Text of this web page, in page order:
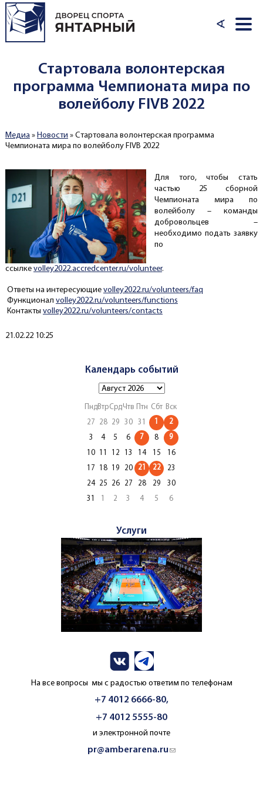
Перейти к основному содержанию
∢
Стартовала волонтерская
программа Чемпионата мира по
волейболу FIVB 2022
Вы здесь
Медиа» Новости » Стартовала волонтерская программа
Чемпионата мира по волейболу FIVB 2022
Для того, чтобы стать
частью 25 сборной
Чемпионата мира по
волейболу – команды
добровольцев –
необходимо подать заявку
по
ссылке volley2022.accredcenter.ru/volunteer.
Ответы на интересующие volley2022.ru/volunteers/faq
Функционал volley2022.ru/volunteers/functions
Контакты volley2022.ru/volunteers/contacts
Создано
21.02.22 10:25
Календарь событий
ПндВтрСрдЧтв Птн Сбт Вск
27
28 29 30 31 1 2
3 4 5 6 7 8 9
10 12 13 14 15
16
17
18 19 20 21 22
23
24
25 26 27 28 29
30
31
2 3 4 5 6
Услуги
На все вопросы мы с радостью ответим по телефонам
+7 4012 6666-80,
+7 4012 5555-80
и электронной почте
pr@amberarena.ru(link sends e-mail)